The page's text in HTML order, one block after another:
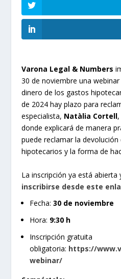
Varona Legal & Numbers
30 de noviembre una
dinero de los gastos
de 2024 hay plazo para
especialista, Natàlia Cortell
donde explicará de manera
puede reclamar la
hipotecarios y la forma de
La inscripción ya está abierta
inscribirse desde este
Fecha: 30 de noviembre
Hora: 9:30 h
Inscripción gratuita
obligatoria: https://
webinar/